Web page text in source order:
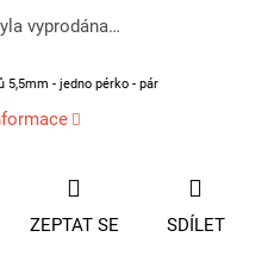
vyprodána…
5,5mm - jedno pérko - pár
ZEPTAT SE SDÍLET